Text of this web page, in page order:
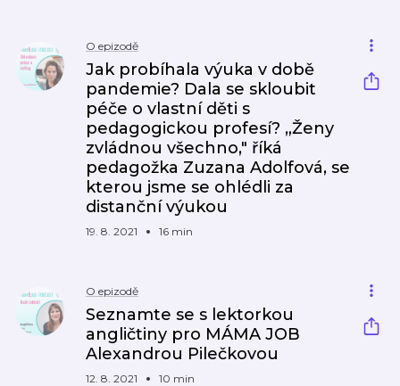
O epizodě
Jak probíhala výuka v době
pandemie? Dala se skloubit
péče o vlastní děti s
pedagogickou profesí? „Ženy
zvládnou všechno," říká
pedagožka Zuzana Adolfová, se
kterou jsme se ohlédli za
distanční výukou
19. 8. 2021 16 min
O epizodě
Seznamte se s lektorkou
angličtiny pro MÁMA JOB
Alexandrou Pilečkovou
12. 8. 2021 10 min